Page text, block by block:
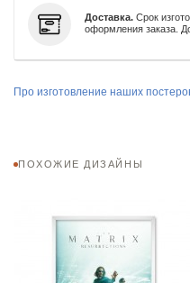
Доставка. Срок
оформления заказа.
Про изготовление наших
ПОХОЖИЕ ДИЗАЙНЫ